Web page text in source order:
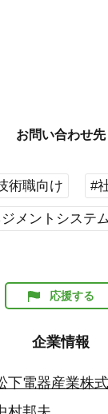
お問い合わせ先
術職向け #
メントシステ
応援する
企業情報
下電器産業株